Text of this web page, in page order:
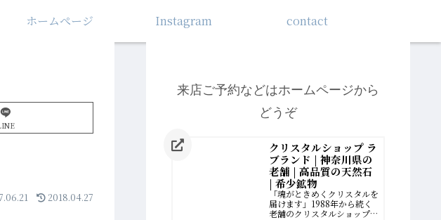
ホームぺージ Instagram contact
2018.04.27
来店ご予約などはホームページから
どうぞ
クリスタルショップ ラ
ブランド | 神奈川県の
老舗 | 高品質の天然石
| 希少鉱物
「魂がときめくクリスタルを
届けます」1988年から続く
老舗のクリスタルショップ。